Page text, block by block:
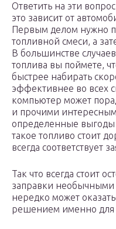
Ответить на эти
это зависит от
Первым делом нужно
топливной смеси, а
В большинстве
топлива вы поймете,
быстрее набирать
эффективнее во всех
компьютер может
и прочими
определенные выгоды
такое топливо стоит
всегда соответствует
Так что всегда стоит
заправки необычными
нередко может
решением именно для